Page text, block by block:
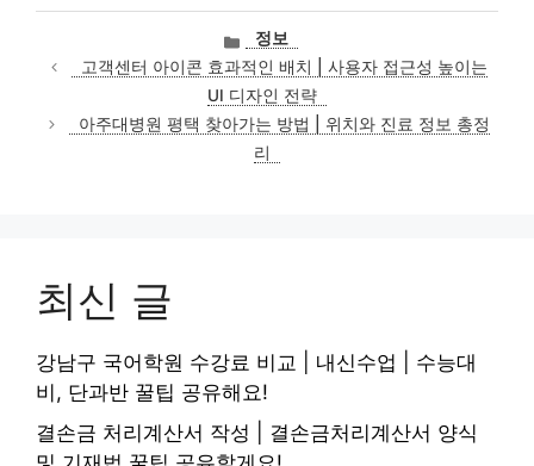
카
테
고
리
정보
고객센터 아이콘 효과적인 배치 | 사용자 접근성 높이는
UI 디자인 전략
아주대병원 평택 찾아가는 방법 | 위치와 진료 정보 총정
리
최신 글
강남구 국어학원 수강료 비교 | 내신수업 | 수능대
비, 단과반 꿀팁 공유해요!
결손금 처리계산서 작성 | 결손금처리계산서 양식